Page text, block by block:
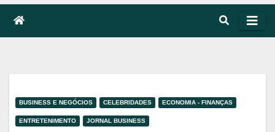
BUSINESS E NEGÓCIOS CELEBRIDADES ECONOMIA - FINANÇAS
ENTRETENIMENTO JORNAL BUSINESS